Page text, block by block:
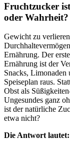
Fruchtzucker
oder Wahrheit?
Gewicht zu
Ernährung. Der
Ernährung ist der
Snacks, Limonaden
Speiseplan raus.
Obst als
Ungesundes ganz
ist der natürliche
etwa nicht?
Die Antwort